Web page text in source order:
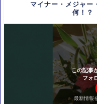
マイナー・メジャー
何！？
この記事
フォ
最新情報